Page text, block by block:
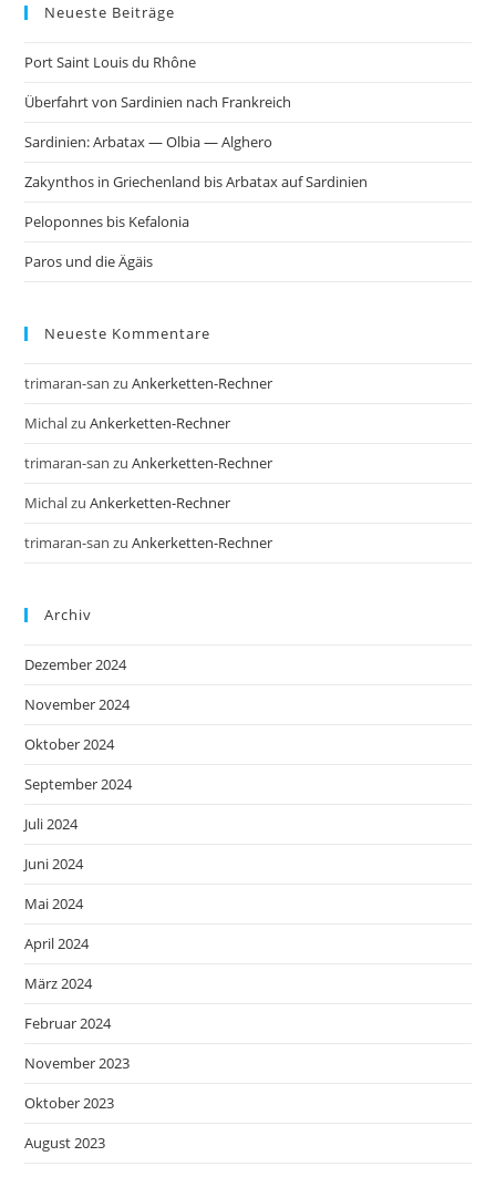
Neueste Beiträge
Port Saint Louis du Rhône
Überfahrt von Sardinien nach Frankreich
Sardinien: Arbatax — Olbia — Alghero
Zakynthos in Griechenland bis Arbatax auf Sardinien
Peloponnes bis Kefalonia
Paros und die Ägäis
Neueste Kommentare
trimaran-san zuAnkerketten-Rechner
MichalzuAnkerketten-Rechner
trimaran-san zuAnkerketten-Rechner
MichalzuAnkerketten-Rechner
trimaran-san zuAnkerketten-Rechner
Archiv
Dezember 2024
November 2024
Oktober 2024
September 2024
Juli 2024
Juni 2024
Mai 2024
April 2024
März 2024
Februar 2024
November 2023
Oktober 2023
August 2023